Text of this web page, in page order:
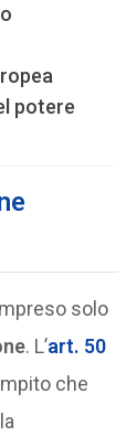
potere
solo
. L’art. 50
che